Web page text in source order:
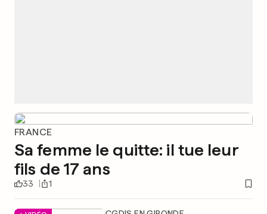
FRANCE
Sa femme le quitte: il tue leur
fils de 17 ans
33 1